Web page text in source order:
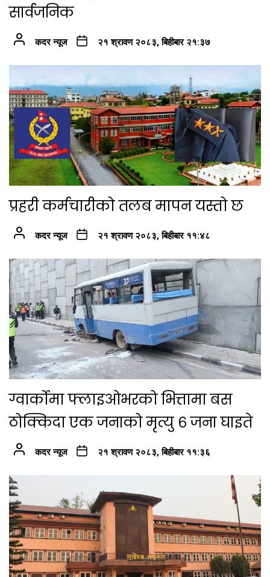
सार्वजनिक
कदर न्यूज २१ श्रावण २०८३, बिहीबार २१:३७
प्रहरी कर्मचारीको तलब मापन यस्तो छ
कदर न्यूज २१ श्रावण २०८३, बिहीबार ११:४८
ग्वार्कोमा फ्लाइओभरको भित्तामा बस
ठोक्किदा एक जनाको मृत्यु ६ जना घाइते
कदर न्यूज २१ श्रावण २०८३, बिहीबार ११:३६